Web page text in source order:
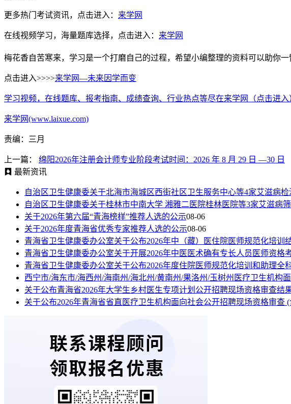
更多热门考试资讯，点击进入： 来学网
在线视频学习，海量题库选择，点击进入： 来学网
梅花香自苦寒来，学习是一个打磨自己的过程，希望小编整理的资料可以助你一
点击进入>>>>来学网—未来因学而变
学习视频，在线题库、报考指南、成绩查询、行业热点等尽在来学网（点击进入
来学网(www.laixue.com)
责编：三月
上一篇：
绵阳2026年注册会计师专业阶段考试时间：2026 年 8 月 29 日 —30 日
最新资讯
自治区卫生健康委关于北海市海城区西街社区卫生服务中心等4家艾滋病
自治区卫生健康委关于桂林市中南大学 湘雅二医院桂林医院等3家艾滋病
关于2026年第六届“青海榜样”推荐人选的公示08-06
关于2026年度青海省优秀专家推荐人选的公示08-06
青海省卫生健康委办公室关于公布2026年中（藏）医住院医师规范化培训
青海省卫生健康委办公室关于开展2026年中医医术确有专长人员医师资格
青海省卫生健康委办公室关于公布2026年度住院医师规范化培训和助理全
西宁市/海东市/海西州/海南州/海北州/黄南州/果洛州/玉树州医疗卫生机构
关于公布青海省2026年大学生乡村医生专项计划公开招聘现场资格审查结
关于公布2026年青海省省直医疗卫生机构面向社会公开招聘现场资格审查